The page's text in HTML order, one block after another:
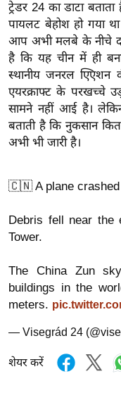
ग
इं
डि
या
सा
हि
त्य
ज
त
टो
व
न्यू
ज
ब्री
फ
ट्रेडर 24 का डाटा बताता
पायलट बेहोश हो गया
आप अभी मलबे के नीचे दबे
है कि यह चीन में ही
स्थानीय जनरल एिएशन
एयरक्राफ्ट के परखच्चे
सामने नहीं आई है।
बताती है कि नुकसान
अभी भी जारी है।
🇨🇳 A plane crashed
Debris fell near the
Tower.
The China Zun
buildings in the
meters.
— Visegrád 24
शेयर करें